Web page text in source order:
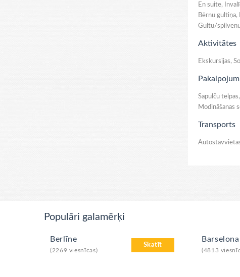
En suite,
Bērnu
Gultu/
Aktivitātes
Ekskursijas,
Sapulču
Modināšanas
Transports
Populāri galamērķi
Skatīt
Berlīne
(2269 viesnīcas)
Barselona
(4813